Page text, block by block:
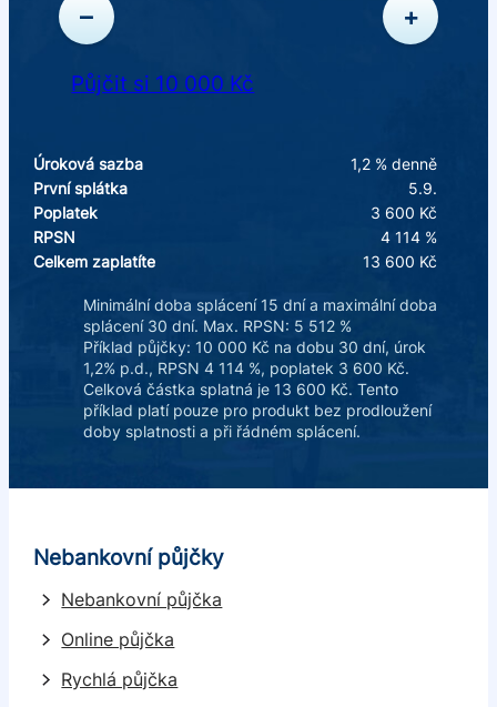
– +
Půjčit si 10 000 Kč
Úroková sazba
1,2 % denně
První splátka
5.9.
Poplatek
3 600 Kč
RPSN
4 114 %
Celkem zaplatíte
13 600 Kč
Minimální doba splácení 15 dní a maximální doba
splácení 30 dní. Max. RPSN: 5 512 %
Příklad půjčky: 10 000 Kč na dobu 30 dní, úrok
1,2% p.d., RPSN 4 114 %, poplatek 3 600 Kč.
Celková částka splatná je 13 600 Kč. Tento
příklad platí pouze pro produkt bez prodloužení
doby splatnosti a při řádném splácení.
Nebankovní půjčky
Nebankovní půjčka
Online půjčka
Rychlá půjčka